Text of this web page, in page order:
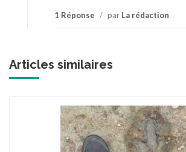
1 Réponse / par La rédaction
Articles similaires